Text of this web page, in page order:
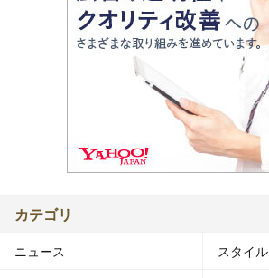
カテゴリ
ニュース スタイル